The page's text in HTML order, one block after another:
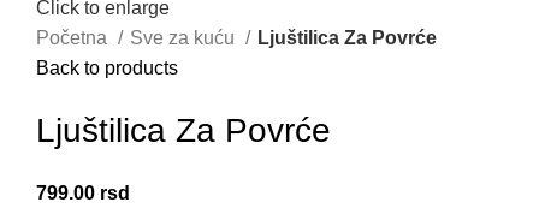
Click to enlarge
Početna
Sve za kuću
Ljuštilica Za Povrće
Back to products
Ljuštilica Za Povrće
799.00 rsd